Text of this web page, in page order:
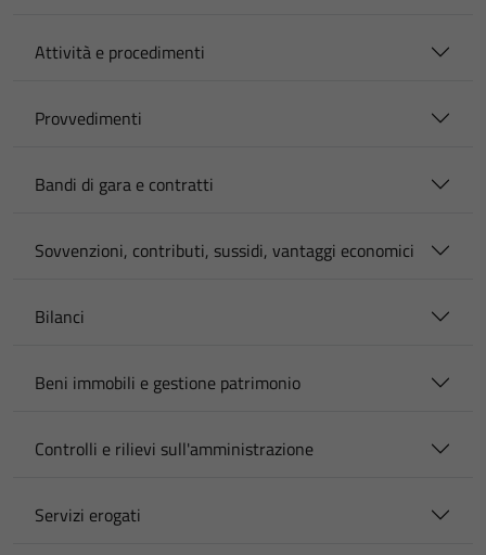
Attività e procedimenti
Provvedimenti
Bandi di gara e contratti
Sovvenzioni, contributi, sussidi, vantaggi economici
Bilanci
Beni immobili e gestione patrimonio
Controlli e rilievi sull'amministrazione
Servizi erogati